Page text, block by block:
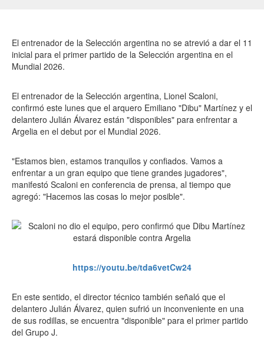
El entrenador de la Selección argentina no se atrevió a dar el 11
inicial para el primer partido de la Selección argentina en el
Mundial 2026.
El entrenador de la Selección argentina, Lionel Scaloni,
confirmó este lunes que el arquero Emiliano "Dibu" Martínez y el
delantero Julián Álvarez están "disponibles" para enfrentar a
Argelia en el debut por el Mundial 2026.
"Estamos bien, estamos tranquilos y confiados. Vamos a
enfrentar a un gran equipo que tiene grandes jugadores",
manifestó Scaloni en conferencia de prensa, al tiempo que
agregó: "Hacemos las cosas lo mejor posible".
https://youtu.be/tda6vetCw24
En este sentido, el director técnico también señaló que el
delantero Julián Álvarez, quien sufrió un inconveniente en una
de sus rodillas, se encuentra "disponible" para el primer partido
del Grupo J.